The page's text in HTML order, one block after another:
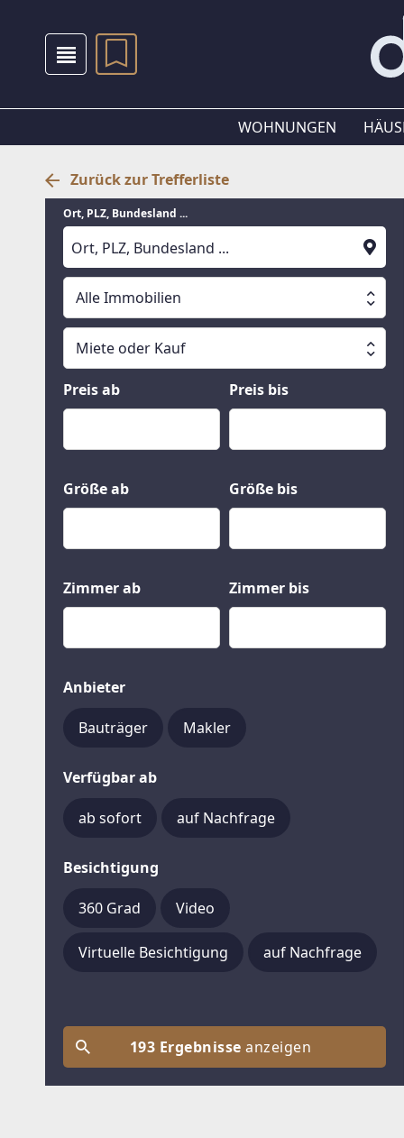
WOHNUNGEN
Zurück zur Trefferliste
Ort, PLZ, Bundesland ...
Suche läuft
Alle Immobilien
Alle Immobilien
Häuser
Grund und Boden
Miete oder Kauf
Miete oder Kauf
Kauf
Preis ab Preis bis
Größe ab Größe bis
Zimmer ab Zimmer bis
Anbieter
Bauträger Makler
Verfügbar ab
ab sofort auf Nachfrage
Besichtigung
360 Grad Video
Virtuelle Besichtigung auf Nachfrage
193 Ergebnisseanzeigen